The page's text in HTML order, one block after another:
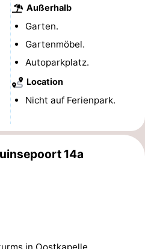
Außerhalb
Garten.
Gartenmöbel.
Autoparkplatz.
Location
Nicht auf Ferienpark.
14a